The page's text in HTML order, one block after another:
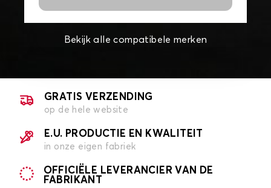
Bekijk alle compatibele merken
GRATIS VERZENDING
op de hele website
E.U. PRODUCTIE EN KWALITEIT
in onze eigen fabriek
OFFICIËLE LEVERANCIER VAN DE
FABRIKANT